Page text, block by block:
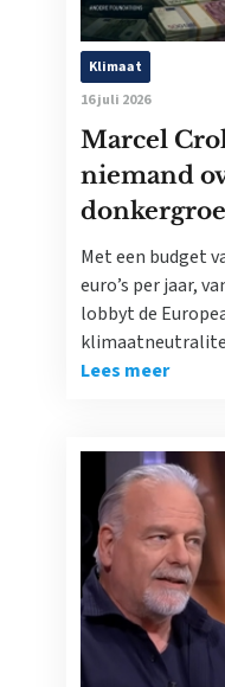
Klimaat
16 juli 2026
Marcel
niemand
Met een budget
euro’s per jaar,
lobbyt de
Lees meer